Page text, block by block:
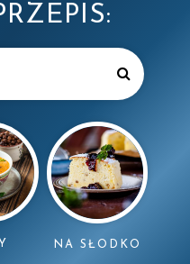
NA SŁODKO